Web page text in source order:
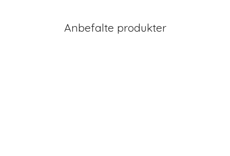
Anbefalte produkter